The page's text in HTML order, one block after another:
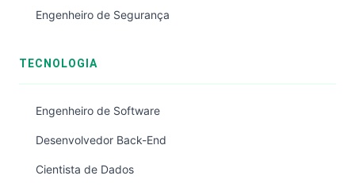
Engenheiro de Segurança
TECNOLOGIA
Engenheiro de Software
Desenvolvedor Back-End
Cientista de Dados